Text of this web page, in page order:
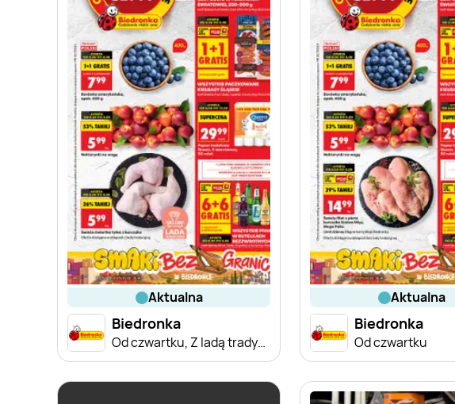
aktualna
Biedronka
Od czwartku, Z ladą tradycyjną
aktualna
Biedronka
Od czwartku